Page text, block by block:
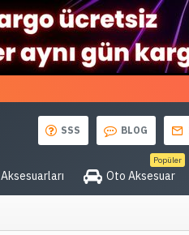
SSS BLOG
Oto Aksesuar
Popüler